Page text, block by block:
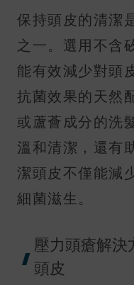
保持頭皮的清潔
之一。選用不含
能有效減少對頭
抗菌效果的天然
或蘆薈成分的洗
溫和清潔，還有
潔頭皮不僅能減
細菌滋生。
壓力頭瘡解決
頭皮